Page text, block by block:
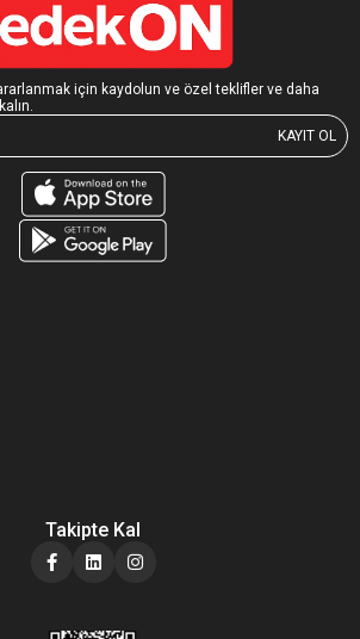
için kaydolun ve özel teklifler ve daha
KAYIT OL
Takipte Kal